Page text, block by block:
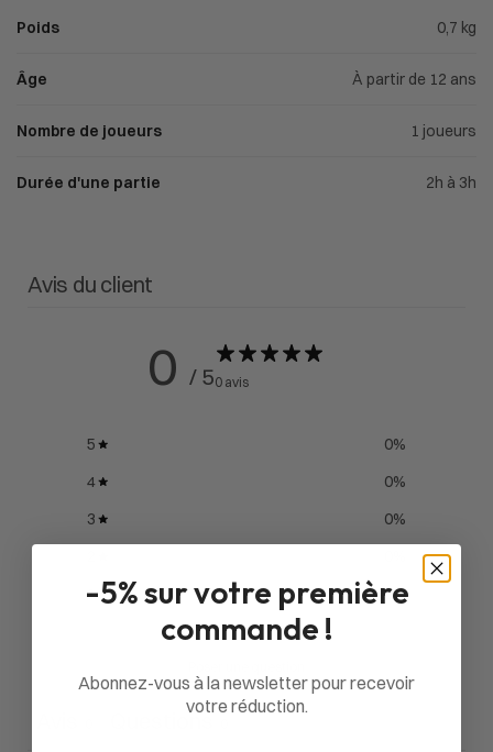
Poids 0,7 kg
Âge À partir de 12 ans
Nombre de joueurs 1 joueurs
Durée d'une partie 2h à 3h
Avis du client
0 / 50 avis
5 0%
4
0%
3
0%
1
0%
Questions
-5% sur votre première
commande !
Abonnez-vous à la newsletter pour recevoir
votre réduction.